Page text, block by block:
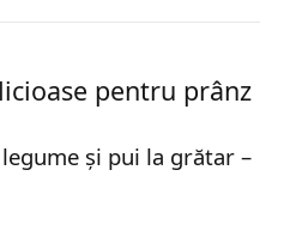
pentru prânz
și pui la grătar –